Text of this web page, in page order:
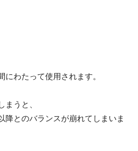
わたって使用されます。
まうと、
降とのバランスが崩れてしまいま